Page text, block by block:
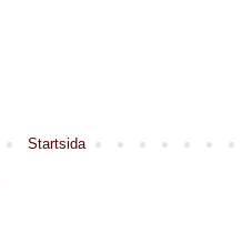
Startsida